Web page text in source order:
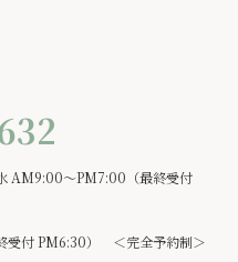
AM9:00～PM7:00（最終受付
PM6:30） ＜完全予約制＞